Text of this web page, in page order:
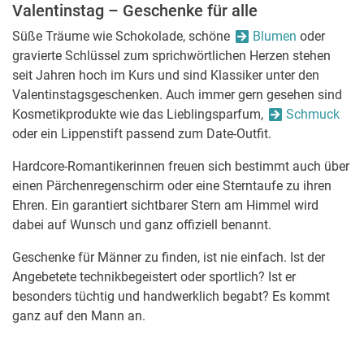
Valentinstag – Geschenke für alle
Süße Träume wie Schokolade, schöne Blumen oder
gravierte Schlüssel zum sprichwörtlichen Herzen stehen
seit Jahren hoch im Kurs und sind Klassiker unter den
Valentinstagsgeschenken. Auch immer gern gesehen sind
Kosmetikprodukte wie das Lieblingsparfum,
Schmuck
oder ein Lippenstift passend zum Date-Outfit.
Hardcore-Romantikerinnen freuen sich bestimmt auch über
einen Pärchenregenschirm oder eine Sterntaufe zu ihren
Ehren. Ein garantiert sichtbarer Stern am Himmel wird
dabei auf Wunsch und ganz offiziell benannt.
Geschenke für Männer zu finden, ist nie einfach. Ist der
Angebetete technikbegeistert oder sportlich? Ist er
besonders tüchtig und handwerklich begabt? Es kommt
ganz auf den Mann an.